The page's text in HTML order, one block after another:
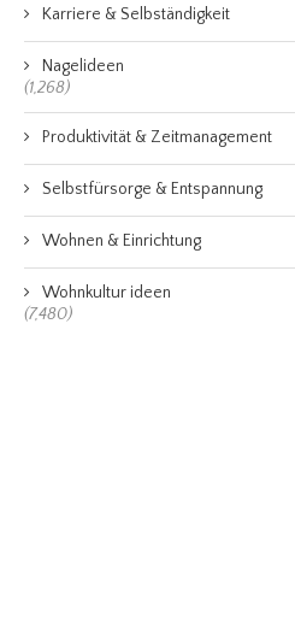
Karriere & Selbständigkeit
Nagelideen
(1,268)
Produktivität & Zeitmanagement
Selbstfürsorge & Entspannung
Wohnen & Einrichtung
Wohnkultur ideen
(7,480)